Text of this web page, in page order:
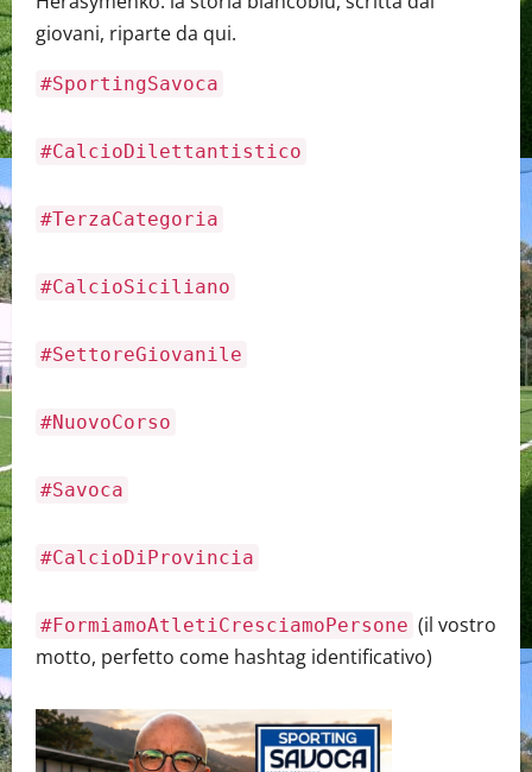
giovani, riparte da qui.
#SportingSavoca
#CalcioDilettantistico
#TerzaCategoria
#CalcioSiciliano
#SettoreGiovanile
#NuovoCorso
#Savoca
#CalcioDiProvincia
#FormiamoAtletiCresciamoPersone (il vostro
motto, perfetto come hashtag identificativo)